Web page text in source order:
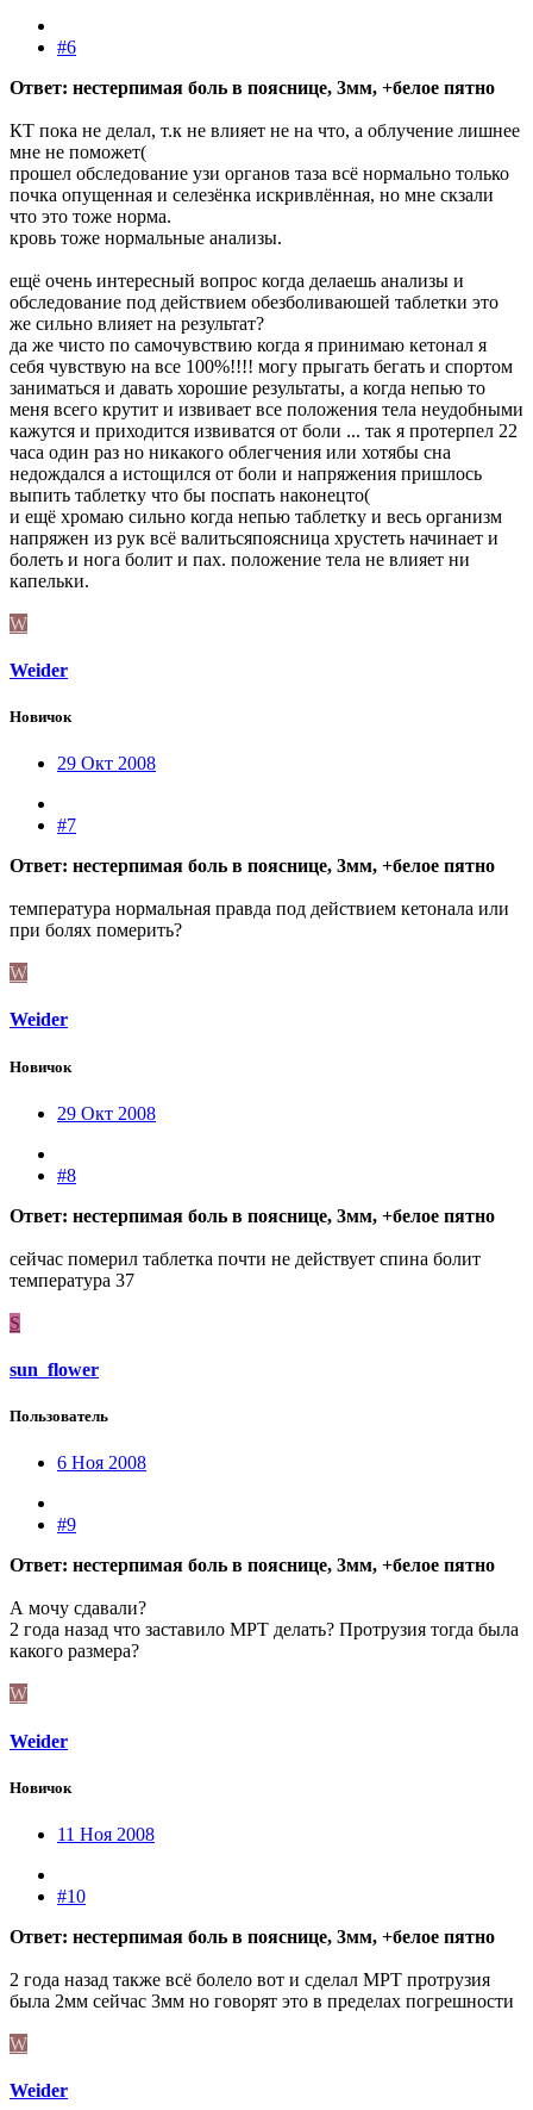
#6
Ответ: нестерпимая боль в пояснице, 3мм, +белое пятно
КТ пока не делал, т.к не влияет не на что, а облучение лишнее
мне не поможет(
прошел обследование узи органов таза всё нормально только
почка опущенная и селезёнка искривлённая, но мне скзали
что это тоже норма.
кровь тоже нормальные анализы.
ещё очень интересный вопрос когда делаешь анализы и
обследование под действием обезболиваюшей таблетки это
же сильно влияет на результат?
да же чисто по самочувствию когда я принимаю кетонал я
себя чувствую на все 100%!!!! могу прыгать бегать и спортом
заниматься и давать хорошие результаты, а когда непью то
меня всего крутит и извивает все положения тела неудобными
кажутся и приходится извиватся от боли ... так я протерпел 22
часа один раз но никакого облегчения или хотябы сна
недождался а истощился от боли и напряжения пришлось
выпить таблетку что бы поспать наконецто(
и ещё хромаю сильно когда непью таблетку и весь организм
напряжен из рук всё валитьсяпоясница хрустеть начинает и
болеть и нога болит и пах. положение тела не влияет ни
капельки.
W
Weider
Новичок
29 Окт 2008
#7
Ответ: нестерпимая боль в пояснице, 3мм, +белое пятно
температура нормальная правда под действием кетонала или
при болях померить?
W
Weider
Новичок
29 Окт 2008
#8
Ответ: нестерпимая боль в пояснице, 3мм, +белое пятно
сейчас померил таблетка почти не действует спина болит
температура 37
S
sun_flower
Пользователь
6 Ноя 2008
#9
Ответ: нестерпимая боль в пояснице, 3мм, +белое пятно
А мочу сдавали?
2 года назад что заставило МРТ делать? Протрузия тогда была
какого размера?
W
Weider
Новичок
11 Ноя 2008
#10
Ответ: нестерпимая боль в пояснице, 3мм, +белое пятно
2 года назад также всё болело вот и сделал МРТ протрузия
была 2мм сейчас 3мм но говорят это в пределах погрешности
W
Weider